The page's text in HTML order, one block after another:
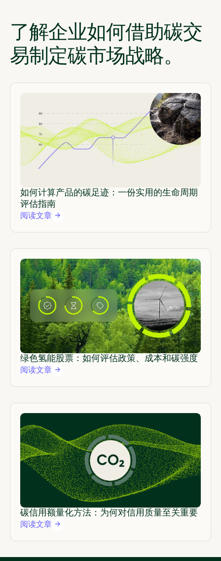
了解企业如何借助碳交
易制定碳市场战略。
如何计算产品的碳足迹：一份实用的生命周期
评估指南
阅读文章
绿色氢能股票：如何评估政策、成本和碳强度
阅读文章
碳信用额量化方法：为何对信用质量至关重要
阅读文章